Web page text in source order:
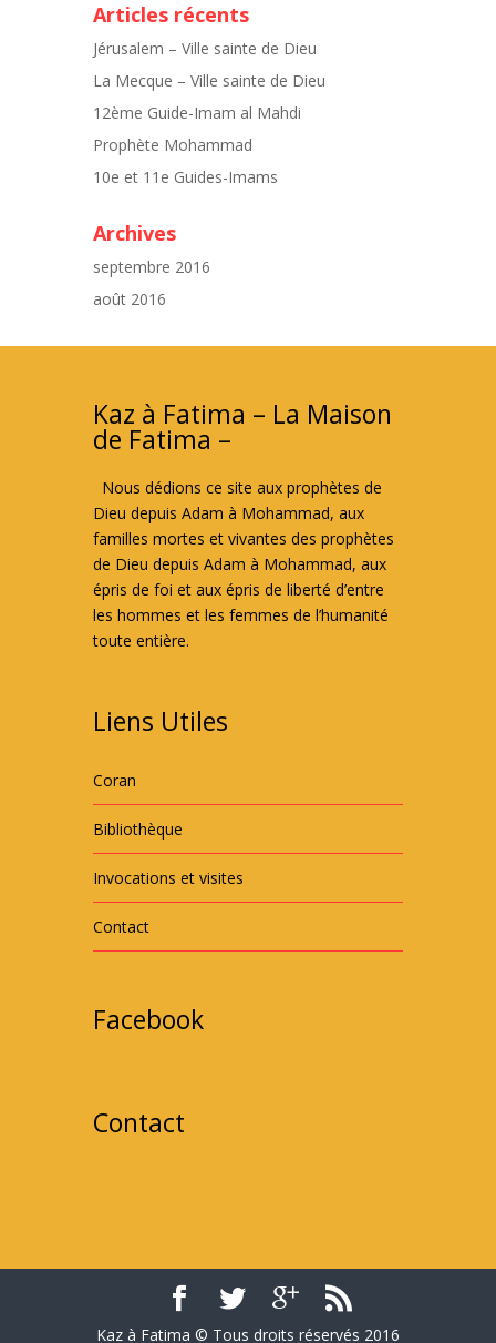
Articles récents
Jérusalem – Ville sainte de Dieu
La Mecque – Ville sainte de Dieu
12ème Guide-Imam al Mahdi
Prophète Mohammad
10e et 11e Guides-Imams
Archives
septembre 2016
août 2016
Kaz à Fatima – La Maison
de Fatima –
Nous dédions ce site aux prophètes de
Dieu depuis Adam à Mohammad, aux
familles mortes et vivantes des prophètes
de Dieu depuis Adam à Mohammad, aux
épris de foi et aux épris de liberté d’entre
les hommes et les femmes de l’humanité
toute entière.
Liens Utiles
Coran
Bibliothèque
Invocations et visites
Contact
Facebook
Contact
Kaz à Fatima © Tous droits réservés 2016